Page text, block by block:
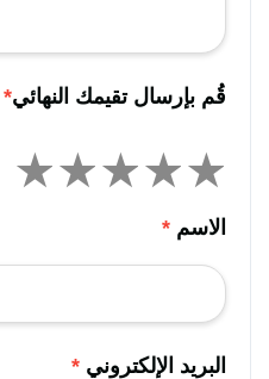
قُم بإرسال تقيمك النهائي*
الاسم *
البريد الإلكتروني *